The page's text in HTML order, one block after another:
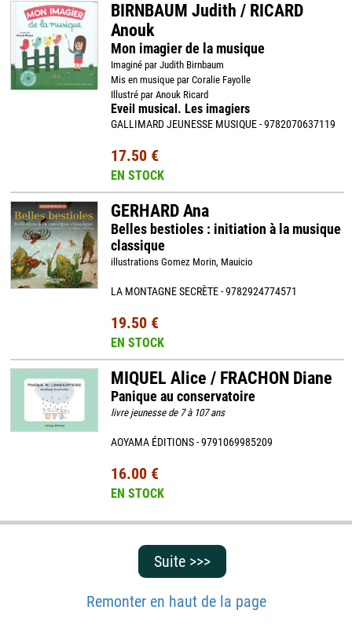
BIRNBAUM Judith / RICARD
Anouk
Mon imagier de la musique
Imaginé par Judith Birnbaum
Mis en musique par Coralie Fayolle
Illustré par Anouk Ricard
Eveil musical. Les imagiers
GALLIMARD JEUNESSE MUSIQUE - 9782070637119
17.50 €
EN STOCK
GERHARD Ana
Belles bestioles : initiation à la musique
classique
illustrations Gomez Morin, Mauicio
LA MONTAGNE SECRÈTE - 9782924774571
19.50 €
EN STOCK
MIQUEL Alice / FRACHON Diane
Panique au conservatoire
livre jeunesse de 7 à 107 ans
AOYAMA ÉDITIONS - 9791069985209
16.00 €
EN STOCK
Suite >>>
Remonter en haut de la page